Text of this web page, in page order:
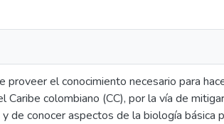
el conocimiento necesario para
Caribe colombiano (CC), por la vía de
de conocer aspectos de la biología básica